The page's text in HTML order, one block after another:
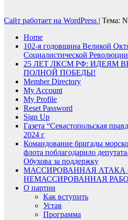
Сайт работает на WordPress | Тема:
Home
102-я годовщина Великой
Социалистической Революции
25 ЛЕТ ЛКСМ РФ: ИДЕЯМ
ПОЛНОЙ ПОБЕДЫ!
Member Directory
My Account
My Profile
Reset Password
Sign Up
Газета “Севастопольская
2024 г
Командование бригады
флота поблагодарило
Обухова за поддержку
МАССИРОВАННАЯ
НЕМАССИРОВАННАЯ
О партии
Как вступить
Устав
Программа